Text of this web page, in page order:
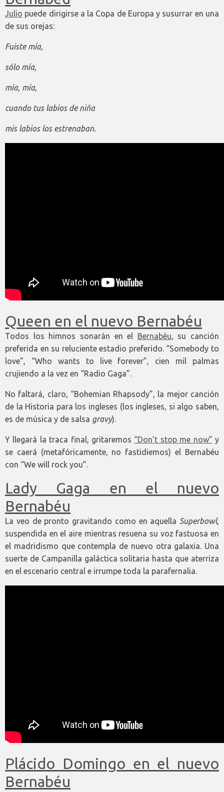
Julio puede dirigirse a la Copa de Europa y susurrar en una
de sus orejas:
Fuiste mía,
sólo mía,
mía, mía,
cuando tus labios de niña
mis labios los estrenaban.
Queen en el nuevo Bernabéu
Todos los himnos sonarán en el Bernabéu, su canción
preferida en su reluciente estadio preferido. “Somebody to
love”, “Who wants to live forever”, cien mil palmas
crujiendo a la vez en “Radio Gaga”.
No faltará, claro, “Bohemian Rhapsody”, la mejor canción
de la Historia para los ingleses (los ingleses, si algo saben,
es de música y de salsa gravy).
Y llegará la traca final, gritaremos “Don’t stop me now” y
se caerá (metafóricamente, no fastidiemos) el Bernabéu
con “We will rock you”.
Lady Gaga en el nuevo
Bernabéu
La veo de pronto gravitando como en aquella Superbowl,
suspendida en el aire mientras resuena su voz fastuosa en
el madridismo que contempla de nuevo otra galaxia. Una
suerte de Campanilla galáctica solitaria hasta que aterriza
en el escenario central e irrumpe toda la parafernalia.
Plácido Domingo en el nuevo
Bernabéu